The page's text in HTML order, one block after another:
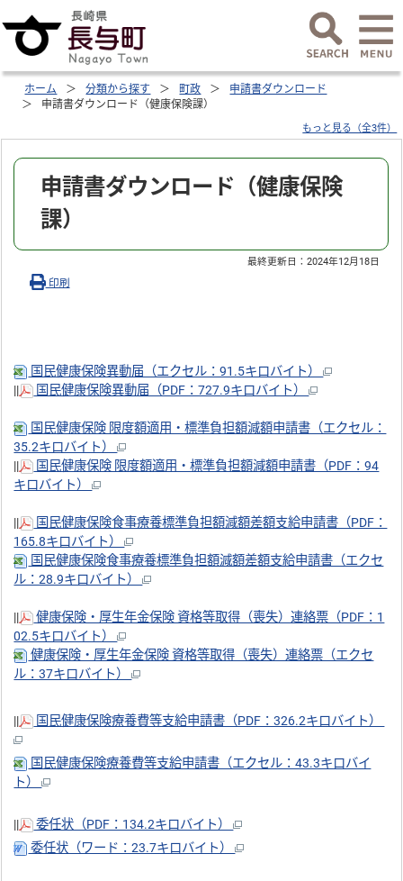
ホーム 分類から探す 町政
申請書ダウンロード
申請書ダウンロード（健康保険課）
もっと見る（全3件）
申請書ダウンロード（健康保険
課）
最終更新日：2024年12月18日
印刷
国民健康保険異動届（エクセル：91.5キロバイト）
||
国民健康保険異動届（PDF：727.9キロバイト）
国民健康保険 限度額適用・標準負担額減額申請書（エクセル：
35.2キロバイト）
||
国民健康保険 限度額適用・標準負担額減額申請書（PDF：94
キロバイト）
||
国民健康保険食事療養標準負担額減額差額支給申請書（PDF：
165.8キロバイト）
国民健康保険食事療養標準負担額減額差額支給申請書（エクセ
ル：28.9キロバイト）
||
健康保険・厚生年金保険 資格等取得（喪失）連絡票（PDF：1
02.5キロバイト）
健康保険・厚生年金保険 資格等取得（喪失）連絡票（エクセ
ル：37キロバイト）
|| 国民健康保険療養費等支給申請書（PDF：326.2キロバイト）
国民健康保険療養費等支給申請書（エクセル：43.3キロバイ
ト）
||
委任状（PDF：134.2キロバイト）
委任状（ワード：23.7キロバイト）